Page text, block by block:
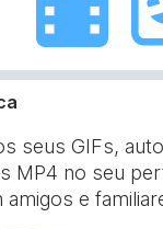
seus GIFs,
MP4 no seu
e